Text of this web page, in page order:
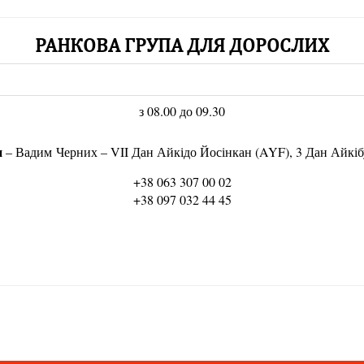
РАНКОВА ГРУПА ДЛЯ ДОРОСЛИХ
з 08.00 до 09.30
– Вадим Черних – VII Дан Айкідо Йосінкан (AYF), 3 Дан
+38 063 307 00 02
+38 097 032 44 45